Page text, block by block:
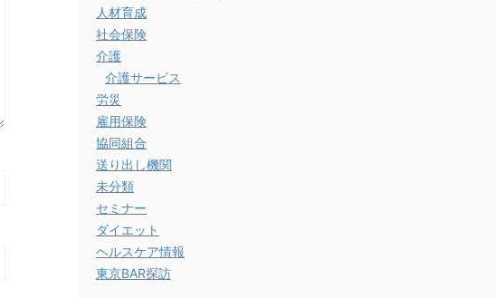
人材育成
社会保険
介護
介護サービス
労災
雇用保険
協同組合
送り出し機関
未分類
セミナー
ダイエット
ヘルスケア情報
東京BAR探訪